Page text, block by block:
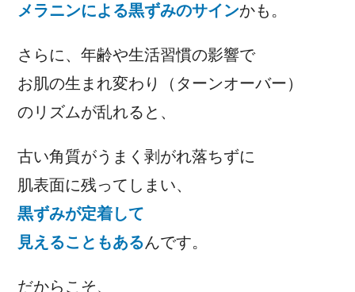
メラニンによる黒ずみのサインかも。
さらに、年齢や生活習慣の影響で
お肌の生まれ変わり（ターンオーバー）
のリズムが乱れると、
古い角質がうまく剥がれ落ちずに
肌表面に残ってしまい、
黒ずみが定着して
見えることもあるんです。
だからこそ、